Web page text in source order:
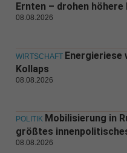
Ernten – drohen
08.08.2026
WIRTSCHAFT
Kollaps
08.08.2026
POLITIK Mobilisierung in
größtes
08.08.2026